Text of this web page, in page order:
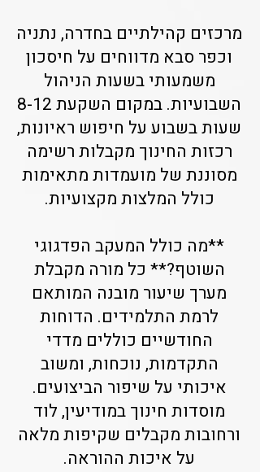
מרכזים קהילתיים בחדרה, נתניה
וכפר סבא מדווחים על חיסכון
משמעותי בשעות הניהול
השבועיות. במקום השקעת 8-12
שעות בשבוע על חיפוש ראיונות,
רכזות החינוך מקבלות רשימה
מסוננת של מועמדות מתאימות
כולל המלצות מקצועיות.
**מה כולל המעקב הפדגוגי
השוטף?** כל מורה מקבלת
מערך שיעור מובנה המותאם
לרמת התלמידים. הדוחות
החודשיים כוללים מדדי
התקדמות, נוכחות, ומשוב
איכותי על שיפור הביצועים.
מוסדות חינוך במודיעין, לוד
ורחובות מקבלים שקיפות מלאה
על איכות ההוראה.